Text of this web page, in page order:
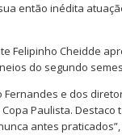
então inédita
Felipinho Cheidde
do segundo
e dos
Paulista.
antes